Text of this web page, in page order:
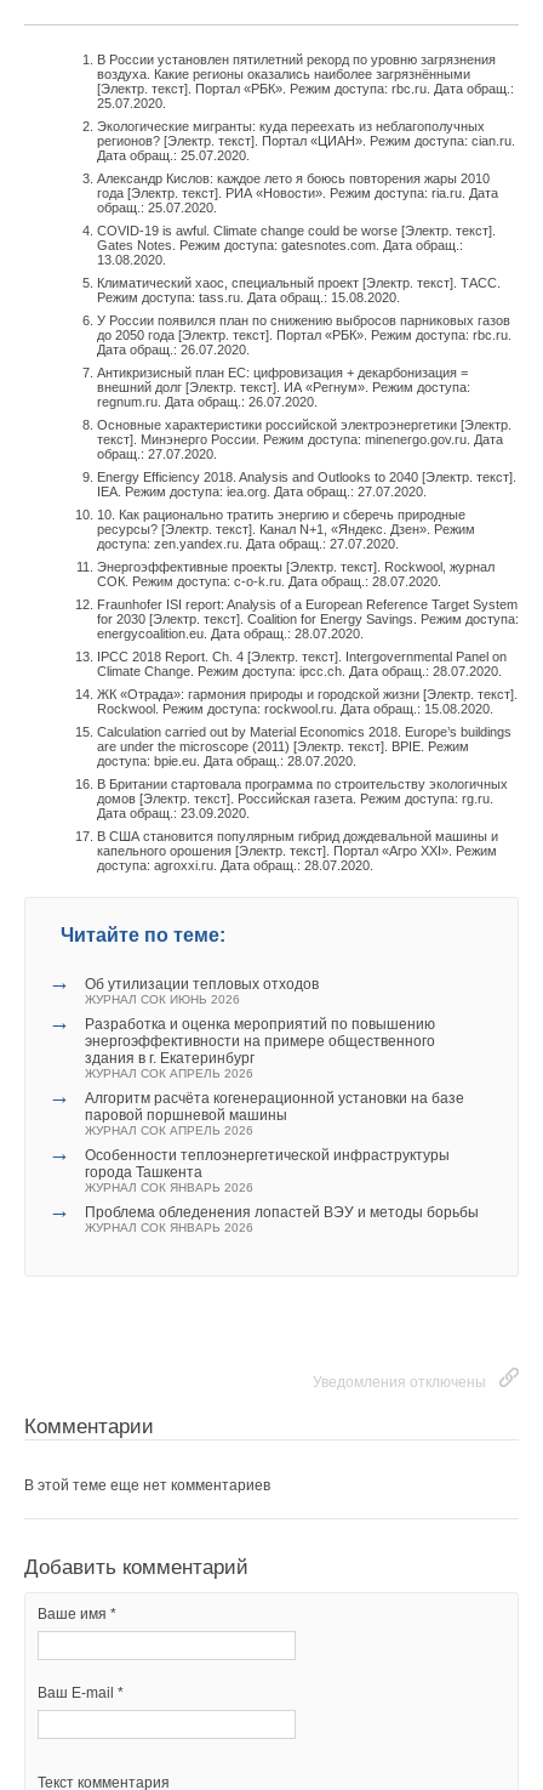
В России установлен пятилетний рекорд по уровню загрязнения
воздуха. Какие регионы оказались наиболее загрязнёнными
[Электр. текст]. Портал «РБК». Режим доступа: rbc.ru. Дата обращ.:
25.07.2020.
Экологические мигранты: куда переехать из неблагополучных
регионов? [Электр. текст]. Портал «ЦИАН». Режим доступа: cian.ru.
Дата обращ.: 25.07.2020.
Александр Кислов: каждое лето я боюсь повторения жары 2010
года [Электр. текст]. РИА «Новости». Режим доступа: ria.ru. Дата
обращ.: 25.07.2020.
COVID-19 is awful. Climate change could be worse [Электр. текст].
Gates Notes. Режим доступа: gatesnotes.com. Дата обращ.:
13.08.2020.
Климатический хаос, специальный проект [Электр. текст]. ТАСС.
Режим доступа: tass.ru. Дата обращ.: 15.08.2020.
У России появился план по снижению выбросов парниковых газов
до 2050 года [Электр. текст]. Портал «РБК». Режим доступа: rbc.ru.
Дата обращ.: 26.07.2020.
Антикризисный план ЕС: цифровизация + декарбонизация =
внешний долг [Электр. текст]. ИА «Регнум». Режим доступа:
regnum.ru. Дата обращ.: 26.07.2020.
Основные характеристики российской электроэнергетики [Электр.
текст]. Минэнерго России. Режим доступа: minenergo.gov.ru. Дата
обращ.: 27.07.2020.
Energy Efficiency 2018. Analysis and Outlooks to 2040 [Электр. текст].
IEA. Режим доступа: iea.org. Дата обращ.: 27.07.2020.
10. Как рационально тратить энергию и сберечь природные
ресурсы? [Электр. текст]. Канал N+1, «Яндекс. Дзен». Режим
доступа: zen.yandex.ru. Дата обращ.: 27.07.2020.
Энергоэффективные проекты [Электр. текст]. Rockwool, журнал
СОК. Режим доступа: c-o-k.ru. Дата обращ.: 28.07.2020.
Fraunhofer ISI report: Analysis of a European Reference Target System
for 2030 [Электр. текст]. Coalition for Energy Savings. Режим доступа:
energycoalition.eu. Дата обращ.: 28.07.2020.
IPCC 2018 Report. Ch. 4 [Электр. текст]. Intergovernmental Panel on
Climate Change. Режим доступа: ipcc.ch. Дата обращ.: 28.07.2020.
ЖК «Отрада»: гармония природы и городской жизни [Электр. текст].
Rockwool. Режим доступа: rockwool.ru. Дата обращ.: 15.08.2020.
Calculation carried out by Material Economics 2018. Europe’s buildings
are under the microscope (2011) [Электр. текст]. BPIE. Режим
доступа: bpie.eu. Дата обращ.: 28.07.2020.
В Британии стартовала программа по строительству экологичных
домов [Электр. текст]. Российская газета. Режим доступа: rg.ru.
Дата обращ.: 23.09.2020.
В США становится популярным гибрид дождевальной машины и
капельного орошения [Электр. текст]. Портал «Агро XXI». Режим
доступа: agroxxi.ru. Дата обращ.: 28.07.2020.
Читайте по теме:
→ Об утилизации тепловых отходов
ЖУРНАЛ СОК ИЮНЬ 2026
→
Разработка и оценка мероприятий по повышению
энергоэффективности на примере общественного
здания в г. Екатеринбург
ЖУРНАЛ СОК АПРЕЛЬ 2026
→
Алгоритм расчёта когенерационной установки на базе
паровой поршневой машины
ЖУРНАЛ СОК АПРЕЛЬ 2026
→
Особенности теплоэнергетической инфраструктуры
города Ташкента
ЖУРНАЛ СОК ЯНВАРЬ 2026
→ Проблема обледенения лопастей ВЭУ и методы борьбы
ЖУРНАЛ СОК ЯНВАРЬ 2026
Уведомления отключены
Комментарии
В этой теме еще нет комментариев
Добавить комментарий
Ваше имя *
Ваш E-mail *
Текст комментария